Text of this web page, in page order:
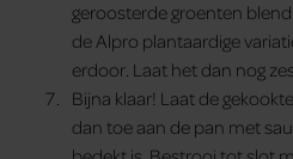
geroosterde groenten
de Alpro plantaardige
erdoor. Laat het dan nog
Bijna klaar! Laat de
dan toe aan de pan met